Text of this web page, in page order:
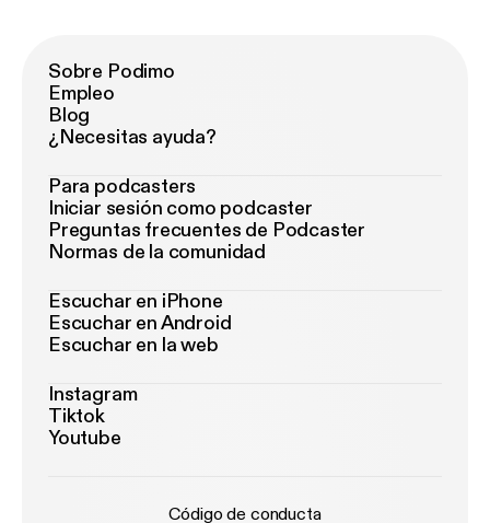
Sobre Podimo
Empleo
Blog
¿Necesitas ayuda?
Para podcasters
Iniciar sesión como podcaster
Preguntas frecuentes de Podcaster
Normas de la comunidad
Escuchar en iPhone
Escuchar en Android
Escuchar en la web
Instagram
Tiktok
Youtube
Código de conducta